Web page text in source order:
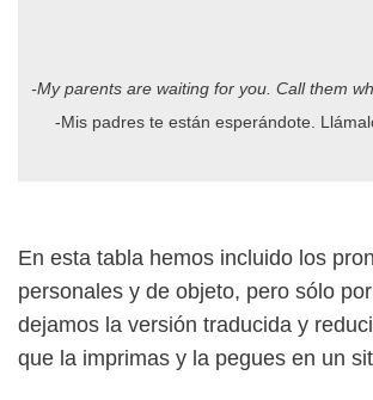
-My parents are waiting for you. Call them
-Mis padres te están esperándote.
En esta tabla hemos incluido los
personales y de objeto, pero sólo
dejamos la versión traducida y
que la imprimas y la pegues en un